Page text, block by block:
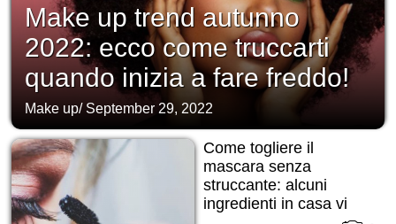
Make up trend autunno
2022: ecco come truccarti
quando inizia a fare freddo!
Make up/ September 29, 2022
Come togliere il
mascara senza
struccante: alcuni
ingredienti in casa vi